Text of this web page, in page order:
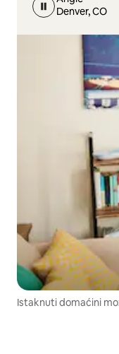
Denver, CO
Istaknuti domaćini